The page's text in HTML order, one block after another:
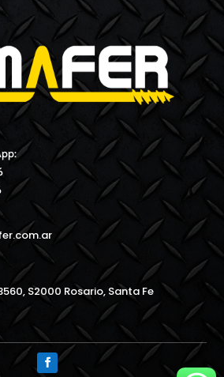
S2000 Rosario, Santa Fe